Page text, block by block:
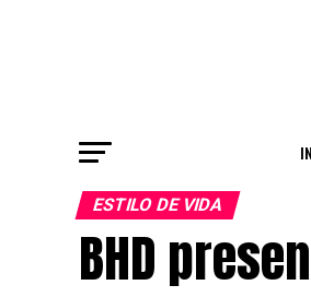
ESTILO DE VIDA
BHD